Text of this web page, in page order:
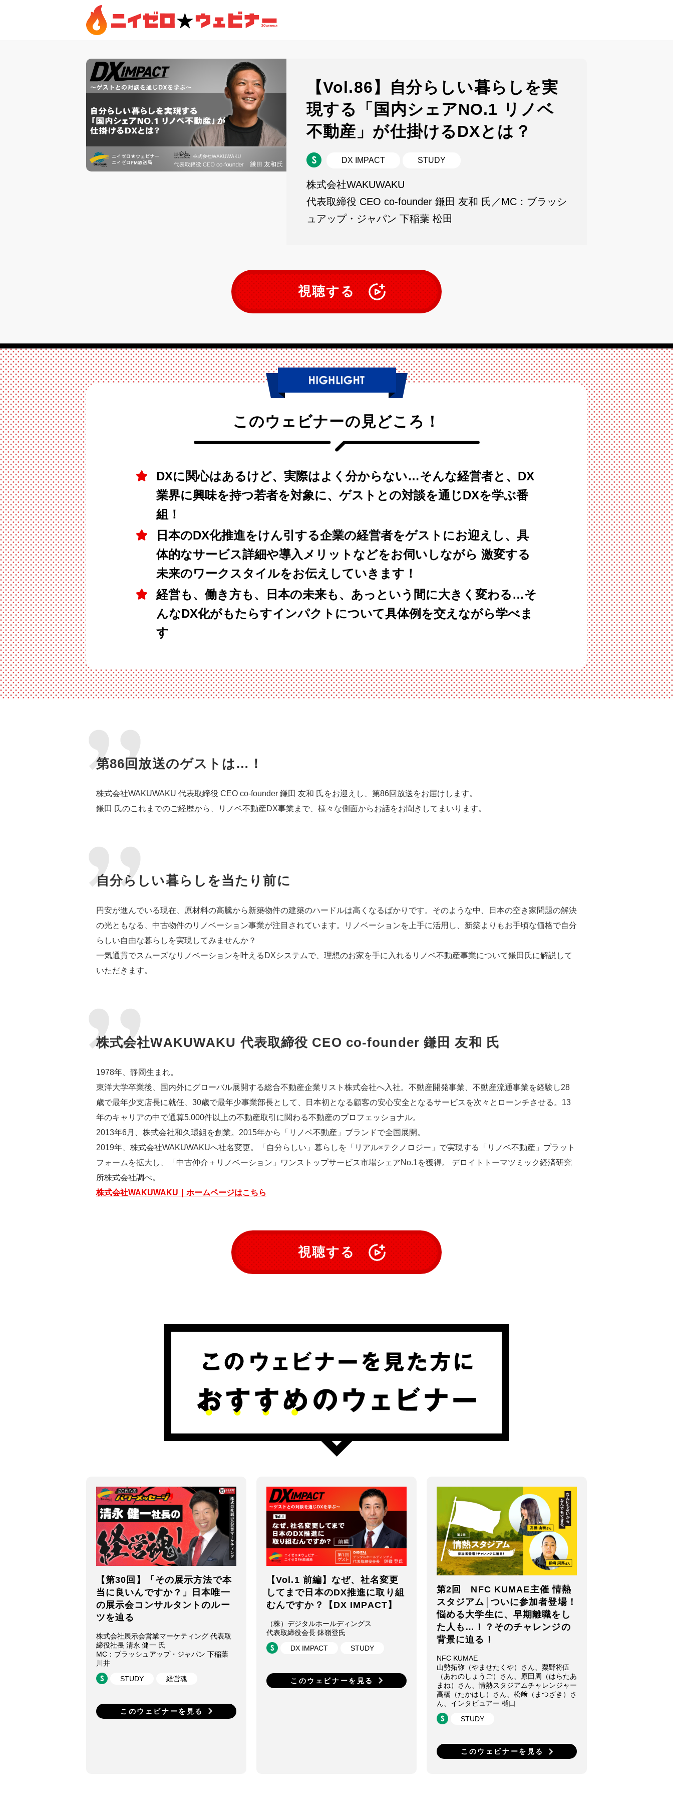
【Vol.86】自分らしい暮らしを実
現する「国内シェアNO.1 リノベ
不動産」が仕掛けるDXとは？
DX IMPACT STUDY
株式会社WAKUWAKU
代表取締役 CEO co-founder 鎌田 友和 氏／MC：ブラッシ
ュアップ・ジャパン 下稲葉 松田
視聴する
このウェビナーの見どころ！
DXに関心はあるけど、実際はよく分からない…そんな経営者と、DX
業界に興味を持つ若者を対象に、ゲストとの対談を通じDXを学ぶ番
組！
日本のDX化推進をけん引する企業の経営者をゲストにお迎えし、具
体的なサービス詳細や導入メリットなどをお伺いしながら 激変する
未来のワークスタイルをお伝えしていきます！
経営も、働き方も、日本の未来も、あっという間に大きく変わる…そ
んなDX化がもたらすインパクトについて具体例を交えながら学べま
す
第86回放送のゲストは…！
株式会社WAKUWAKU 代表取締役 CEO co-founder 鎌田 友和 氏をお迎えし、第86回放送をお届けします。
鎌田 氏のこれまでのご経歴から、リノベ不動産DX事業まで、様々な側面からお話をお聞きしてまいります。
自分らしい暮らしを当たり前に
円安が進んでいる現在、原材料の高騰から新築物件の建築のハードルは高くなるばかりです。そのような中、日本の空き家問題の解決
の光ともなる、中古物件のリノベーション事業が注目されています。リノベーションを上手に活用し、新築よりもお手頃な価格で自分
らしい自由な暮らしを実現してみませんか？
一気通貫でスムーズなリノベーションを叶えるDXシステムで、理想のお家を手に入れるリノベ不動産事業について鎌田氏に解説して
いただきます。
株式会社WAKUWAKU 代表取締役 CEO co-founder 鎌田 友和 氏
1978年、静岡生まれ。
東洋大学卒業後、国内外にグローバル展開する総合不動産企業リスト株式会社へ入社。不動産開発事業、不動産流通事業を経験し28
歳で最年少支店長に就任、30歳で最年少事業部長として、日本初となる顧客の安心安全となるサービスを次々とローンチさせる。13
年のキャリアの中で通算5,000件以上の不動産取引に関わる不動産のプロフェッショナル。
2013年6月、株式会社和久環組を創業。2015年から「リノベ不動産」ブランドで全国展開。
2019年、株式会社WAKUWAKUへ社名変更。「自分らしい」暮らしを「リアル×テクノロジー」で実現する「リノベ不動産」プラット
フォームを拡大し、「中古仲介＋リノベーション」ワンストップサービス市場シェアNo.1を獲得。 デロイトトーマツミック経済研究
所株式会社調べ。
株式会社WAKUWAKU｜ホームページはこちら
視聴する
【第30回】「その展示方法で本
当に良いんですか？」日本唯一
の展示会コンサルタントのルー
ツを辿る
株式会社展示会営業マーケティング 代表取
締役社長 清永 健一 氏
MC：ブラッシュアップ・ジャパン 下稲葉
川井
STUDY
経営魂
このウェビナーを見る
【Vol.1 前編】なぜ、社名変更
してまで日本のDX推進に取り組
むんですか？【DX IMPACT】
（株）デジタルホールディングス
代表取締役会長 鉢嶺登氏
DX IMPACT
STUDY
このウェビナーを見る
第2回 NFC KUMAE主催 情熱
スタジアム│ついに参加者登場！
悩める大学生に、早期離職をし
た人も…！？そのチャレンジの
背景に迫る！
NFC KUMAE
山勢拓弥（やませたくや）さん、粟野将伍
（あわのしょうご）さん、原田周（はらたあ
まね）さん、情熱スタジアムチャレンジャー
高橋（たかはし）さん、松﨑（まつざき）さ
ん、インタビュアー 樋口
STUDY
このウェビナーを見る